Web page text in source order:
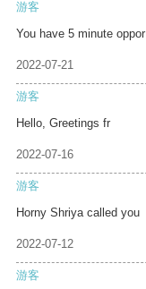
游客
You have 5 minute oppor
2022-07-21
游客
Hello, Greetings fr
2022-07-16
游客
Horny Shriya called you
2022-07-12
游客